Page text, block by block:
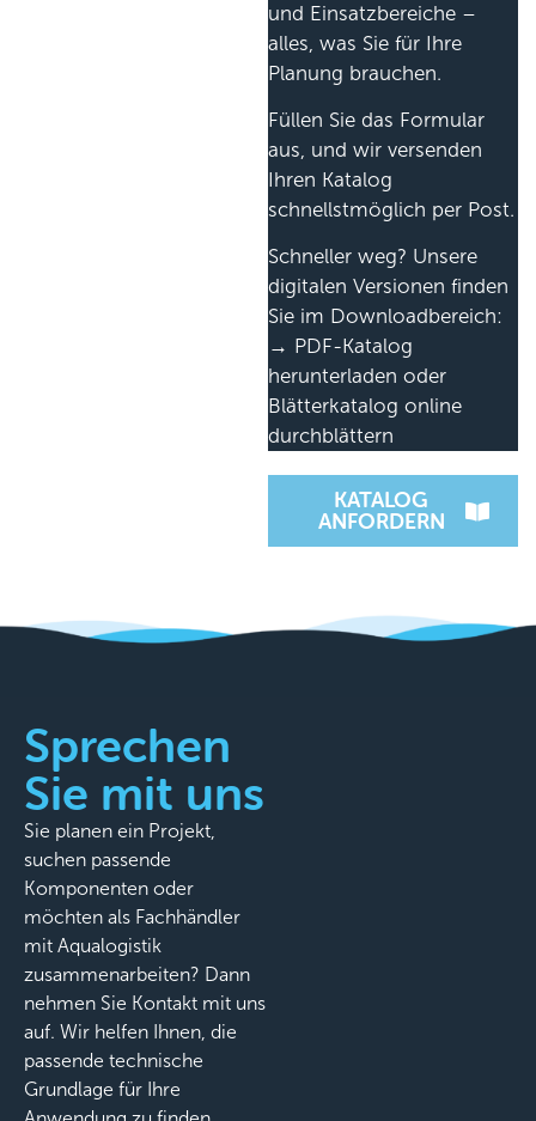
und Einsatzbereiche –
alles, was Sie für Ihre
Planung brauchen.
Füllen Sie das Formular
aus, und wir versenden
Ihren Katalog
schnellstmöglich per Post.
Schneller weg? Unsere
digitalen Versionen finden
Sie im Downloadbereich:
→ PDF-Katalog
herunterladen oder
Blätterkatalog online
durchblättern
KATALOG
ANFORDERN
Sprechen
Sie mit uns
Sie planen ein Projekt,
suchen passende
Komponenten oder
möchten als Fachhändler
mit Aqualogistik
zusammenarbeiten? Dann
nehmen Sie Kontakt mit uns
auf. Wir helfen Ihnen, die
passende technische
Grundlage für Ihre